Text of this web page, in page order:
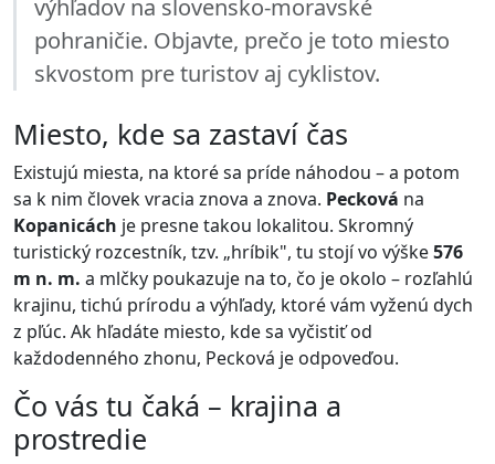
výhľadov na slovensko-moravské
pohraničie. Objavte, prečo je toto miesto
skvostom pre turistov aj cyklistov.
Miesto, kde sa zastaví čas
Existujú miesta, na ktoré sa príde náhodou – a potom
sa k nim človek vracia znova a znova. Pecková na
Kopanicách je presne takou lokalitou. Skromný
turistický rozcestník, tzv. „hríbik", tu stojí vo výške576
m n. m. a mlčky poukazuje na to, čo je okolo – rozľahlú
krajinu, tichú prírodu a výhľady, ktoré vám vyženú dych
z pľúc. Ak hľadáte miesto, kde sa vyčistiť od
každodenného zhonu, Pecková je odpoveďou.
Čo vás tu čaká – krajina a
prostredie